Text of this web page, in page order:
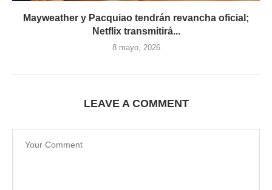
Mayweather y Pacquiao tendrán revancha oficial;
Netflix transmitirá...
8 mayo, 2026
LEAVE A COMMENT